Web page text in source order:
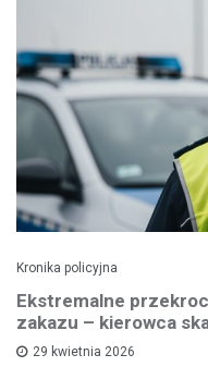
Kronika policyjna
Ekstremalne
zakazu – kierowca
29 kwietnia 2026